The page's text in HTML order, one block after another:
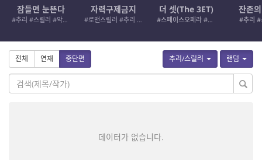
잠들면 눈뜬다
#추리 #스릴러 #악인 #로드레이지
자력구제금지
#로맨스릴러 #추리 #여성서사 #사적제재
더 셋(The 3ET)
#스페이스오페라 #우주활극
잔존
#추리 #
추리/스릴러 랜덤
전체 연재 중단편
데이터가 없습니다.